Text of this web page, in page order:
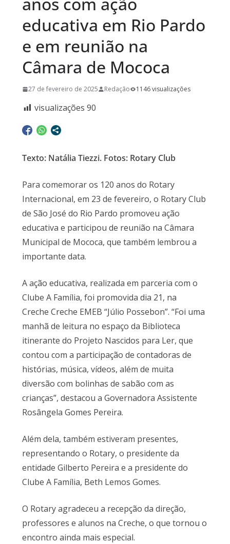
educativa em Rio Pardo
e em reunião na
Câmara de Mococa
27 de fevereiro de 2025 Redação 1146 visualizações
visualizações 90
Texto: Natália Tiezzi. Fotos: Rotary Club
Para comemorar os 120 anos do Rotary
Internacional, em 23 de fevereiro, o Rotary Club
de São José do Rio Pardo promoveu ação
educativa e participou de reunião na Câmara
Municipal de Mococa, que também lembrou a
importante data.
A ação educativa, realizada em parceria com o
Clube A Família, foi promovida dia 21, na
Creche Creche EMEB “Júlio Possebon”. “Foi uma
manhã de leitura no espaço da Biblioteca
itinerante do Projeto Nascidos para Ler, que
contou com a participação de contadoras de
histórias, música, vídeos, além de muita
diversão com bolinhas de sabão com as
crianças”, destacou a Governadora Assistente
Rosângela Gomes Pereira.
Além dela, também estiveram presentes,
representando o Rotary, o presidente da
entidade Gilberto Pereira e a presidente do
Clube A Família, Beth Lemos Gomes.
O Rotary agradeceu a recepção da direção,
professores e alunos na Creche, o que tornou o
encontro ainda mais especial.